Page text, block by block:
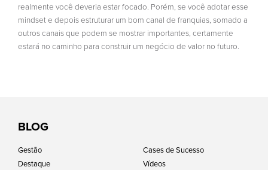
realmente você deveria estar focado. Porém, se você adotar esse
mindset e depois estruturar um bom canal de franquias, somado a
outros canais que podem se mostrar importantes, certamente
estará no caminho para construir um negócio de valor no futuro.
BLOG
Gestão
Destaque
Cases de Sucesso
Vídeos